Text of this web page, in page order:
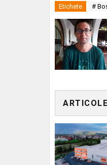
Etichete #